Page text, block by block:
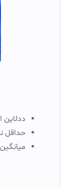
ددلاین
حداقل